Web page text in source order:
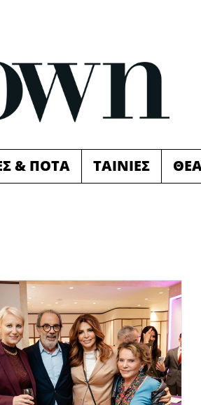
& ΠΟΤΑ ΤΑΙΝΙΕΣ